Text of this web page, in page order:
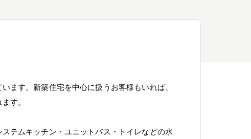
ます。新築住宅を中心に扱うお客様もいれば、
す。
テムキッチン・ユニットバス・トイレなどの水